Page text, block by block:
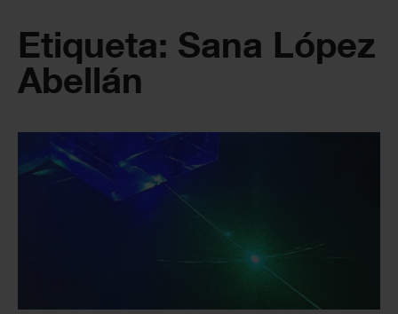
Etiqueta: Sana López
Abellán